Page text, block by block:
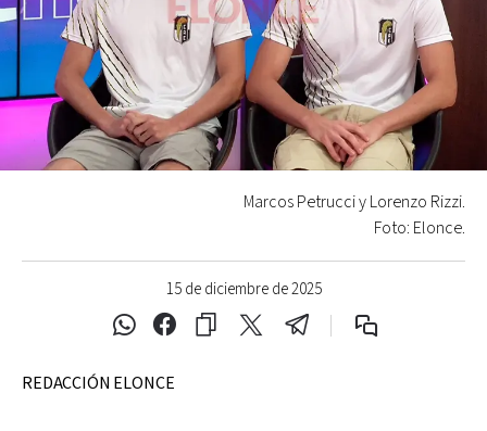
15 de diciembre de 2025
Marcos Petrucci y Lorenzo Rizzi.
Foto: Elonce.
REDACCIÓN ELONCE